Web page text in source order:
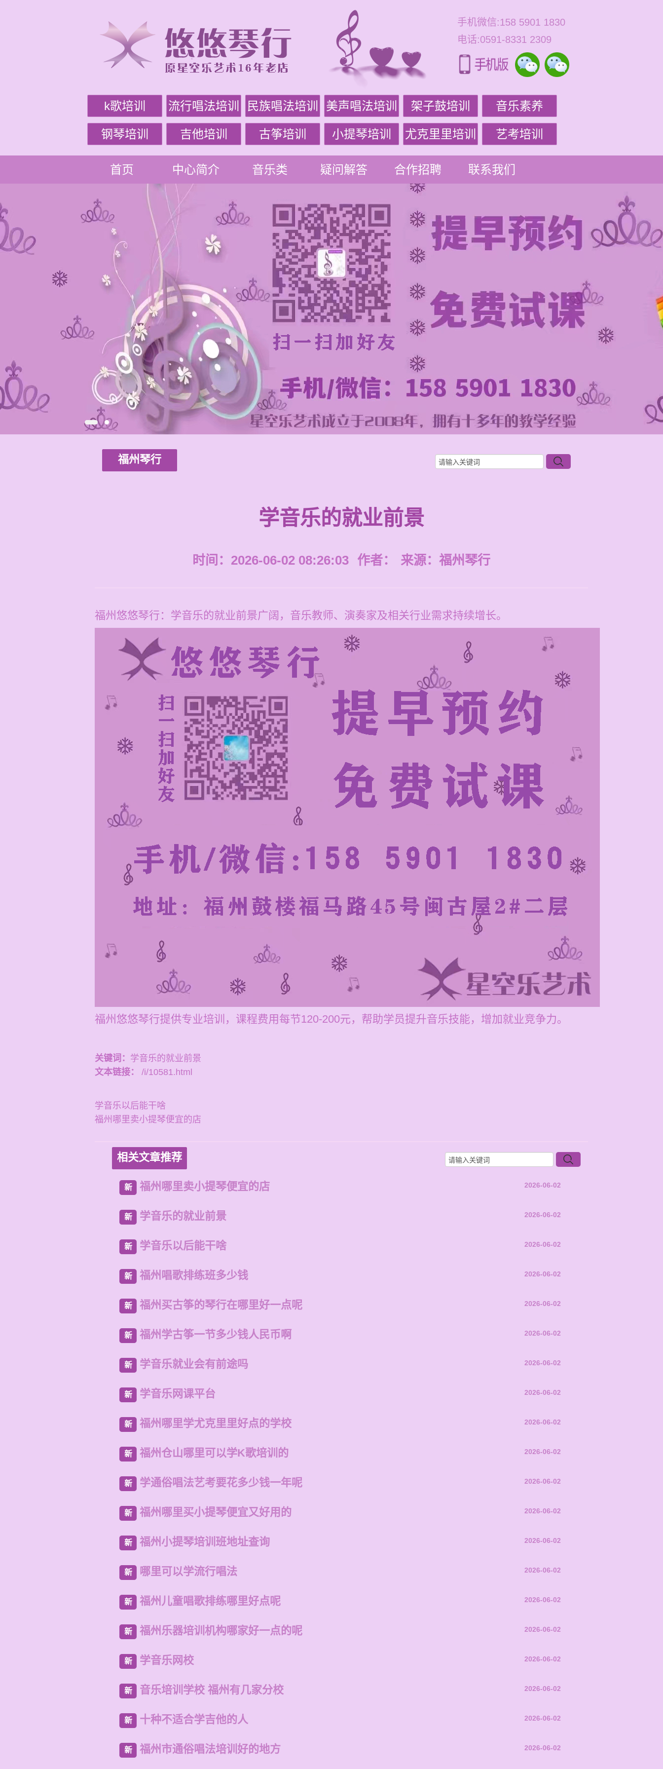
手机微信:158 5901 1830
电话:0591-8331 2309
k歌培训 流行唱法培训 民族唱法培训 美声唱法培训 架子鼓培训 音乐素养
钢琴培训 吉他培训 古筝培训 小提琴培训 尤克里里培训 艺考培训
首页 中心简介 音乐类 疑问解答 合作招聘 联系我们
福州琴行
学音乐的就业前景
时间：2026-06-02 08:26:03 作者： 来源： 福州琴行
福州悠悠琴行：学音乐的就业前景广阔，音乐教师、演奏家及相关行业需求持续增长。
福州悠悠琴行提供专业培训，课程费用每节120-200元，帮助学员提升音乐技能，增加就业竞争力。
关键词： 学音乐的就业前景
文本链接：
/i/10581.html
学音乐以后能干啥
福州哪里卖小提琴便宜的店
相关文章推荐
新 福州哪里卖小提琴便宜的店 2026-06-02
新 学音乐的就业前景 2026-06-02
新 学音乐以后能干啥 2026-06-02
新 福州唱歌排练班多少钱 2026-06-02
新 福州买古筝的琴行在哪里好一点呢 2026-06-02
新 福州学古筝一节多少钱人民币啊 2026-06-02
新 学音乐就业会有前途吗 2026-06-02
新 学音乐网课平台 2026-06-02
新 福州哪里学尤克里里好点的学校 2026-06-02
新 福州仓山哪里可以学K歌培训的 2026-06-02
新 学通俗唱法艺考要花多少钱一年呢 2026-06-02
新 福州哪里买小提琴便宜又好用的 2026-06-02
新 福州小提琴培训班地址查询 2026-06-02
新 哪里可以学流行唱法 2026-06-02
新 福州儿童唱歌排练哪里好点呢 2026-06-02
新 福州乐器培训机构哪家好一点的呢 2026-06-02
新 学音乐网校 2026-06-02
新 音乐培训学校 福州有几家分校 2026-06-02
新 十种不适合学吉他的人 2026-06-02
新 福州市通俗唱法培训好的地方 2026-06-02